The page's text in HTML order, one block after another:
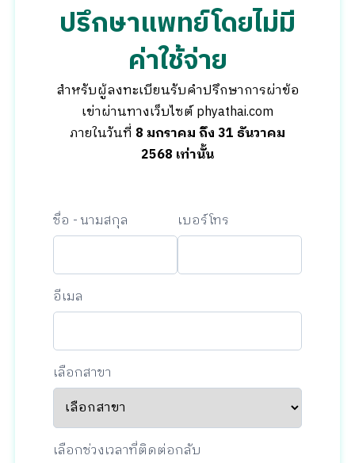
ปรึกษาแพทย์โดยไม่มี
ค่าใช้จ่าย
สำหรับผู้ลงทะเบียนรับคำปรึกษาการผ่าข้อ
เข่าผ่านทางเว็บไซต์ phyathai.com
ภายในวันที่ 8 มกราคม ถึง 31 ธันวาคม
2568 เท่านั้น
ชื่อ - นามสกุล เบอร์โทร
อีเมล
เลือกสาขา
เลือกช่วงเวลาที่ติดต่อกลับ